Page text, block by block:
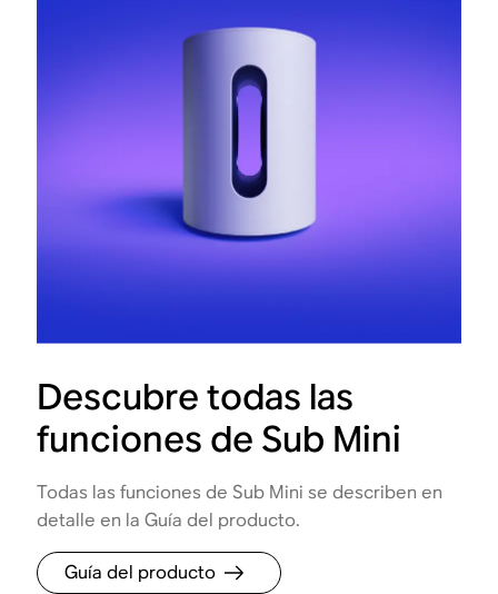
Descubre todas las
funciones de Sub Mini
Todas las funciones de Sub Mini se describen en
detalle en la Guía del producto.
Guía del producto